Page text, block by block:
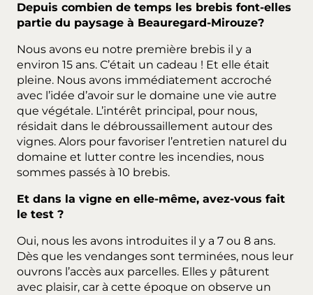
Depuis combien de temps les brebis font-elles
partie du paysage à Beauregard-Mirouze?
Nous avons eu notre première brebis il y a
environ 15 ans. C’était un cadeau ! Et elle était
pleine. Nous avons immédiatement accroché
avec l’idée d’avoir sur le domaine une vie autre
que végétale. L’intérêt principal, pour nous,
résidait dans le débroussaillement autour des
vignes. Alors pour favoriser l’entretien naturel du
domaine et lutter contre les incendies, nous
sommes passés à 10 brebis.
Et dans la vigne en elle-même, avez-vous fait
le test ?
Oui, nous les avons introduites il y a 7 ou 8 ans.
Dès que les vendanges sont terminées, nous leur
ouvrons l’accès aux parcelles. Elles y pâturent
avec plaisir, car à cette époque on observe un